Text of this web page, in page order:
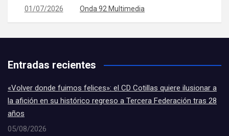
01/07/2026 Onda 92 Multimedia
Entradas recientes
«Volver donde fuimos felices»: el CD Cotillas quiere ilusionar a
la afición en su histórico regreso a Tercera Federación tras 28
años
05/08/2026